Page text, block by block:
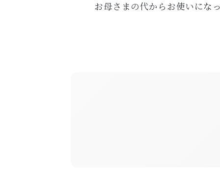
お母さまの代からお使いにな